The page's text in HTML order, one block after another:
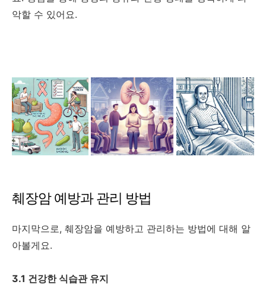
악할 수 있어요.
췌장암 예방과 관리 방법
마지막으로, 췌장암을 예방하고 관리하는 방법에 대해 알
아볼게요.
3.1 건강한 식습관 유지